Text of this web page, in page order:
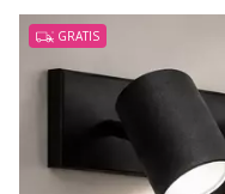
GRATIS